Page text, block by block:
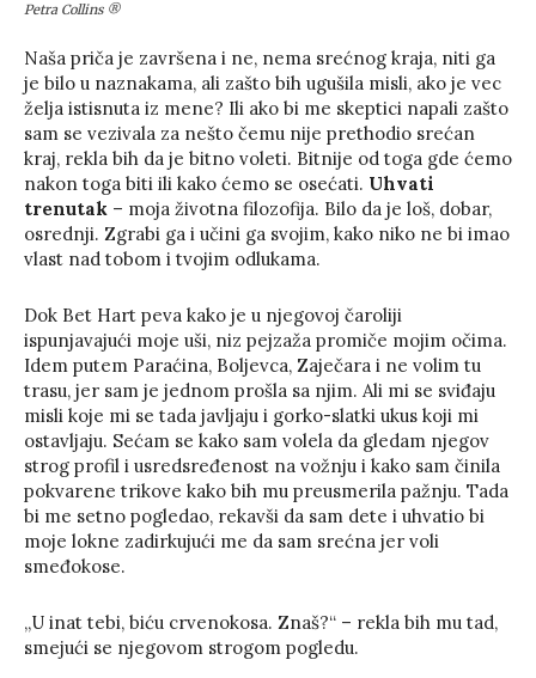
Petra Collins ®
Naša priča je završena i ne, nema srećnog kraja, niti ga
je bilo u naznakama, ali zašto bih ugušila misli, ako je vec
želja istisnuta iz mene? Ili ako bi me skeptici napali zašto
sam se vezivala za nešto čemu nije prethodio srećan
kraj, rekla bih da je bitno voleti. Bitnije od toga gde ćemo
nakon toga biti ili kako ćemo se osećati. Uhvati
trenutak – moja životna filozofija. Bilo da je loš, dobar,
osrednji. Zgrabi ga i učini ga svojim, kako niko ne bi imao
vlast nad tobom i tvojim odlukama.
Dok Bet Hart peva kako je u njegovoj čaroliji
ispunjavajući moje uši, niz pejzaža promiče mojim očima.
Idem putem Paraćina, Boljevca, Zaječara i ne volim tu
trasu, jer sam je jednom prošla sa njim. Ali mi se sviđaju
misli koje mi se tada javljaju i gorko-slatki ukus koji mi
ostavljaju. Sećam se kako sam volela da gledam njegov
strog profil i usredsređenost na vožnju i kako sam činila
pokvarene trikove kako bih mu preusmerila pažnju. Tada
bi me setno pogledao, rekavši da sam dete i uhvatio bi
moje lokne zadirkujući me da sam srećna jer voli
smeđokose.
„U inat tebi, biću crvenokosa. Znaš?“ – rekla bih mu tad,
smejući se njegovom strogom pogledu.